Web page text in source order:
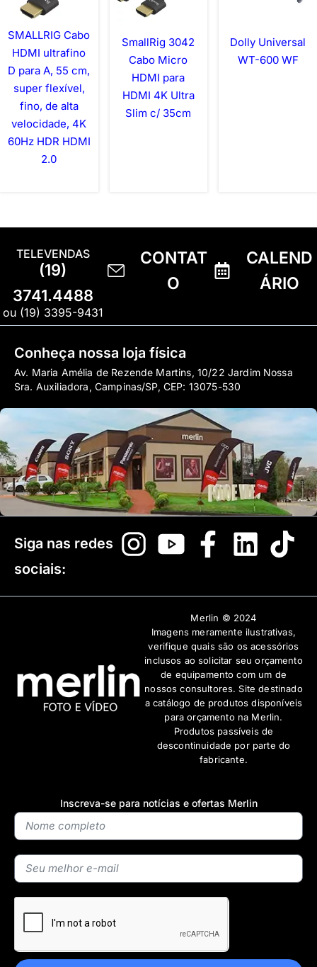
SMALLRIG Cabo
HDMI ultrafino
D para A, 55 cm,
super flexível,
fino, de alta
velocidade, 4K
60Hz HDR HDMI
2.0
SmallRig 3042
Cabo Micro
HDMI para
HDMI 4K Ultra
Slim c/ 35cm
Dolly Universal
WT-600 WF
Inscreva-se para notícias e ofertas Merlin
TELEVENDAS
(19)
3741.4488
ou (19) 3395-9431
CONTAT
O
CALEND
ÁRIO
Conheça nossa loja física
Av. Maria Amélia de Rezende Martins, 10/22 Jardim Nossa
Sra. Auxiliadora, Campinas/SP, CEP: 13075-530
Siga nas redes
sociais:
Merlin © 2024
Imagens meramente ilustrativas,
verifique quais são os acessórios
inclusos ao solicitar seu orçamento
de equipamento com um de
nossos consultores. Site destinado
a catálogo de produtos disponíveis
para orçamento na Merlin.
Produtos passíveis de
descontinuidade por parte do
fabricante.